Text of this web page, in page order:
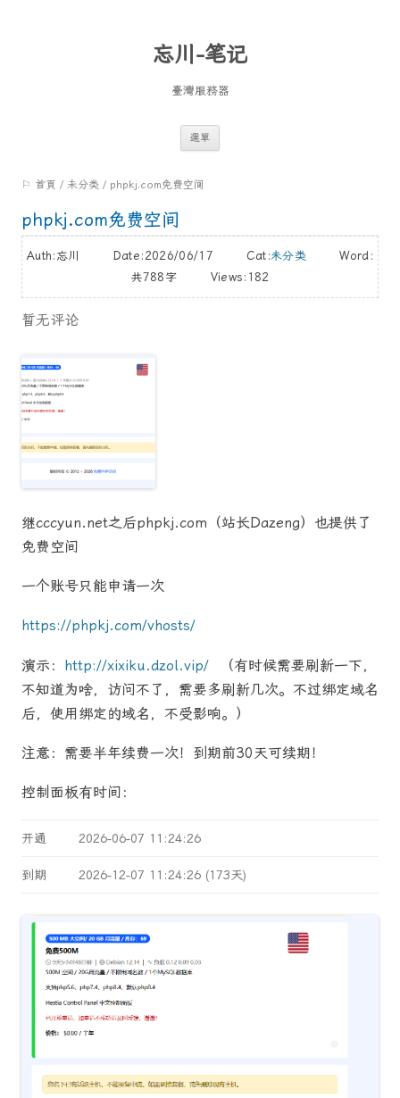
忘川-笔记
臺灣服務器
選單
⚐ 首頁 / 未分类 / phpkj.com免费空间
phpkj.com免费空间
Auth:忘川 Date:2026/06/17 Cat:未分类 Word:
共788字 Views:182
暂无评论
继cccyun.net之后phpkj.com（站长Dazeng）也提供了
免费空间
一个账号只能申请一次
https://phpkj.com/vhosts/
演示： http://xixiku.dzol.vip/ （有时候需要刷新一下，
不知道为啥，访问不了，需要多刷新几次。不过绑定域名
后，使用绑定的域名，不受影响。）
注意：需要半年续费一次！ 到期前30天可续期！
控制面板有时间：
开通 2026-06-07 11:24:26
到期 2026-12-07 11:24:26 (173天)